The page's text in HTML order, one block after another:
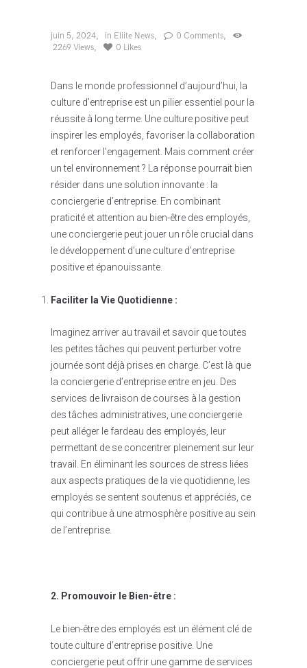
juin 5, 2024 in Eliite News 0 Comments
2269 Views 0 Likes
Dans le monde professionnel d’aujourd’hui, la
culture d’entreprise est un pilier essentiel pour la
réussite à long terme. Une culture positive peut
inspirer les employés, favoriser la collaboration
et renforcer l’engagement. Mais comment créer
un tel environnement ? La réponse pourrait bien
résider dans une solution innovante : la
conciergerie d’entreprise. En combinant
praticité et attention au bien-être des employés,
une conciergerie peut jouer un rôle crucial dans
le développement d’une culture d’entreprise
positive et épanouissante.
Faciliter la Vie Quotidienne :
Imaginez arriver au travail et savoir que toutes
les petites tâches qui peuvent perturber votre
journée sont déjà prises en charge. C’est là que
la conciergerie d’entreprise entre en jeu. Des
services de livraison de courses à la gestion
des tâches administratives, une conciergerie
peut alléger le fardeau des employés, leur
permettant de se concentrer pleinement sur leur
travail. En éliminant les sources de stress liées
aux aspects pratiques de la vie quotidienne, les
employés se sentent soutenus et appréciés, ce
qui contribue à une atmosphère positive au sein
de l’entreprise.
2. Promouvoir le Bien-être :
Le bien-être des employés est un élément clé de
toute culture d’entreprise positive. Une
conciergerie peut offrir une gamme de services